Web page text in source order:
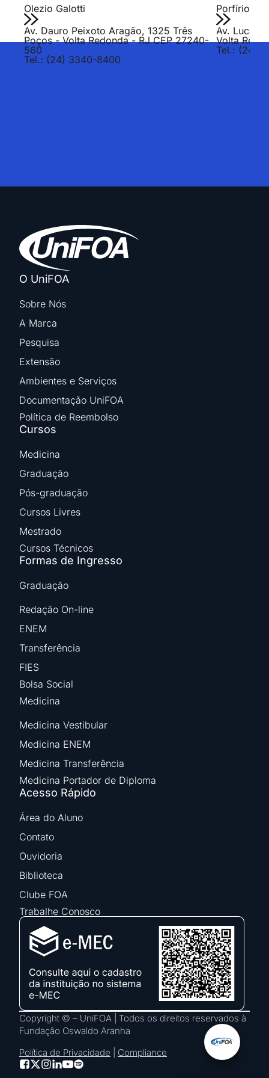
Olezio Galotti
Av. Dauro Peixoto Aragão, 1325 Três
Poços - Volta Redonda - RJ CEP 27240-
560
Tel.: (24) 3340-8400
Porfírio
Av. Lucas
Volta
Tel.: (24)
O UniFOA
Sobre Nós
A Marca
Pesquisa
Extensão
Ambientes e Serviços
Documentação UniFOA
Política de Reembolso
Cursos
Medicina
Graduação
Pós-graduação
Cursos Livres
Mestrado
Cursos Técnicos
Formas de Ingresso
Graduação
Redação On-line
ENEM
Transferência
FIES
Bolsa Social
Medicina
Medicina Vestibular
Medicina ENEM
Medicina Transferência
Medicina Portador de Diploma
Acesso Rápido
Área do Aluno
Contato
Ouvidoria
Biblioteca
Clube FOA
Trabalhe Conosco
Copyright © – UniFOA | Todos os direitos reservados à
Fundação Oswaldo Aranha
Política de Privacidade
Compliance